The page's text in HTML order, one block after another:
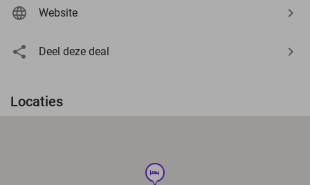
Website
Deel deze deal
Locaties
hotel